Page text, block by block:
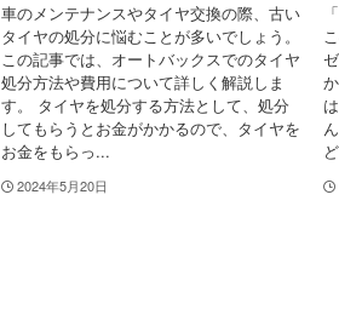
車のメンテナンスやタイヤ交換の際、古い
タイヤの処分に悩むことが多いでしょう。
この記事では、オートバックスでのタイヤ
処分方法や費用について詳しく解説しま
す。 タイヤを処分する方法として、処分
してもらうとお金がかかるので、タイヤを
お金をもらっ...
2024年5月20日